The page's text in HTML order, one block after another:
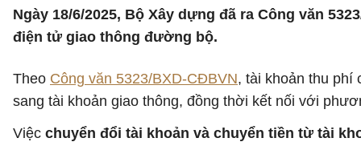
Ngày 18/6/2025, Bộ Xây dựng đã ra Công văn
điện tử giao thông đường bộ.
Theo Công văn 5323/BXD-CĐBVN, tài khoản thu
sang tài khoản giao thông, đồng thời kết nối với
Việc chuyển đổi tài khoản và chuyển tiền từ tài